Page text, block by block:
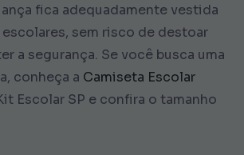
fica adequadamente vestida
sem risco de destoar
a segurança. Se você busca uma
conheça a Camiseta Escolar
Escolar SP e confira o tamanho